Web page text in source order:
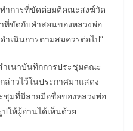
ำการที่ขัดต่อมติคณะสงฆ์วัด
ที่ขัดกับคำสอนของหลวงพ่อ
เนินการตามสมควรต่อไป”
เนาบันทึกการประชุมคณะ
ล่าวไว้ในประกาศมาแสดง
ชุมที่มีลายมือชื่อของหลวงพ่อ
ให้ผู้อ่านได้เห็นด้วย